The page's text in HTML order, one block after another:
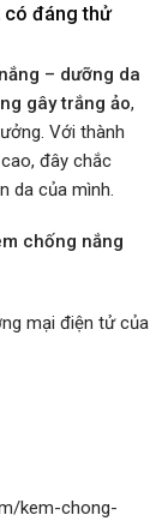
có đáng thử
– dưỡng da
gây trắng ảo,
Với thành
đây chắc
da của mình.
chống nắng
mại điện tử của
kem-chong-